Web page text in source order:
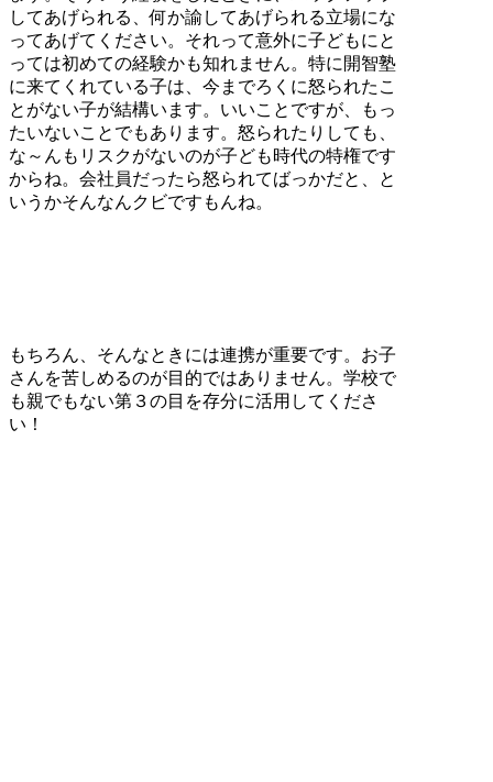
してあげられる、何か諭してあげられる立場にな
ってあげてください。それって意外に子どもにと
っては初めての経験かも知れません。特に開智塾
に来てくれている子は、今までろくに怒られたこ
とがない子が結構います。いいことですが、もっ
たいないことでもあります。怒られたりしても、
な～んもリスクがないのが子ども時代の特権です
からね。会社員だったら怒られてばっかだと、と
いうかそんなんクビですもんね。
もちろん、そんなときには連携が重要です。お子
さんを苦しめるのが目的ではありません。学校で
も親でもない第３の目を存分に活用してくださ
い！